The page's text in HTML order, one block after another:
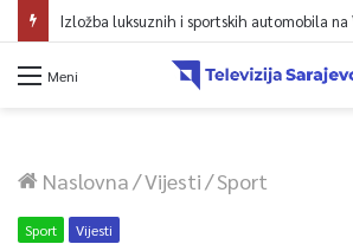
Izložba luksuznih i sportskih automobila na
Meni
Naslovna/Vijesti/Sport
Sport Vijesti